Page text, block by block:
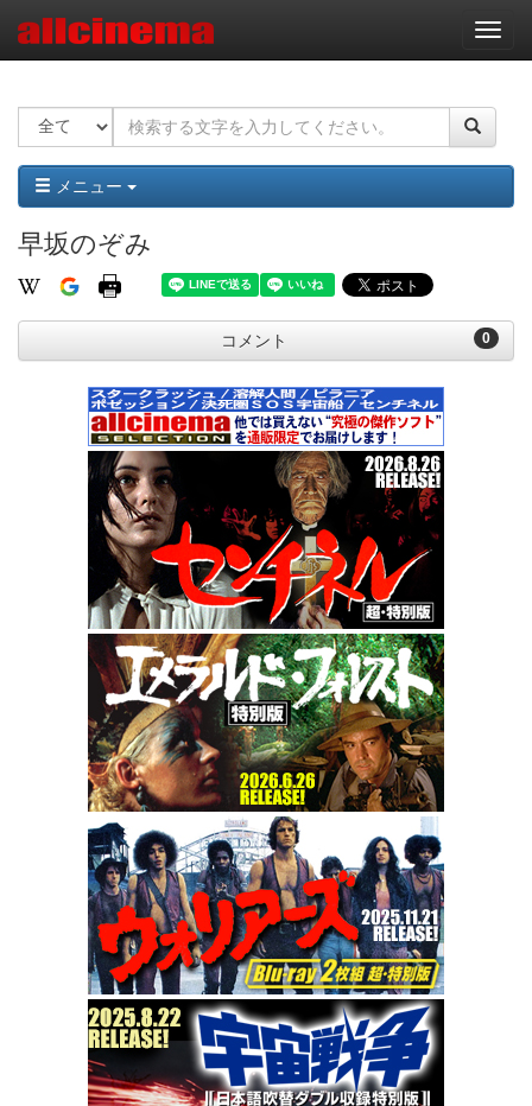
ナ
ビ
ー
ョ
ン
メニュー
早坂のぞみ
0
コメント